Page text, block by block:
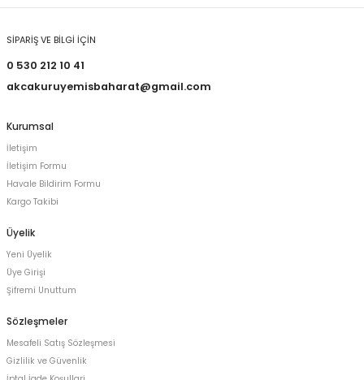
SİPARİŞ VE BİLGİ İÇİN
0 530 212 10 41
akcakuruyemisbaharat@gmail.com
Kurumsal
İletişim
İletişim Formu
Havale Bildirim Formu
Kargo Takibi
Üyelik
Yeni Üyelik
Üye Girişi
Şifremi Unuttum
Sözleşmeler
Mesafeli Satış Sözleşmesi
Gizlilik ve Güvenlik